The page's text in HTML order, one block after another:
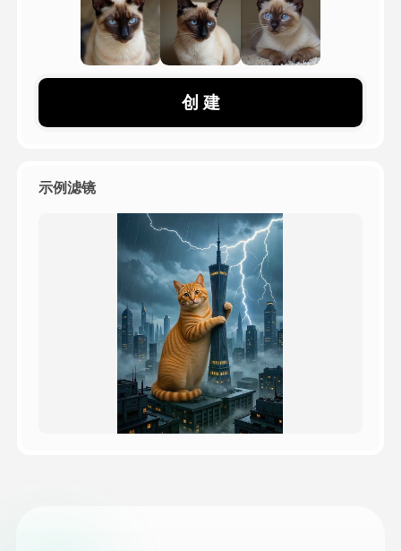
博客
创 建
示例滤镜